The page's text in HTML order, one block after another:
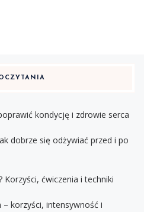
kondycję i zdrowie serca
dobrze się odżywiać przed i po
ćwiczenia i techniki
korzyści, intensywność i